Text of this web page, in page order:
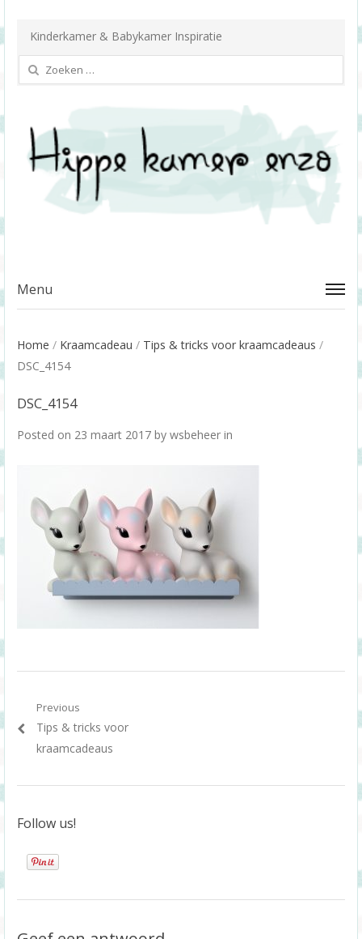
Kinderkamer & Babykamer Inspiratie
Zoeken
naar:
Menu
Home / Kraamcadeau / Tips & tricks voor kraamcadeaus /
DSC_4154
DSC_4154
Posted on 23 maart 2017by wsbeheerin
Berichtnavigatie
Previous
Previous
post:
Tips & tricks voor
kraamcadeaus
Follow us!